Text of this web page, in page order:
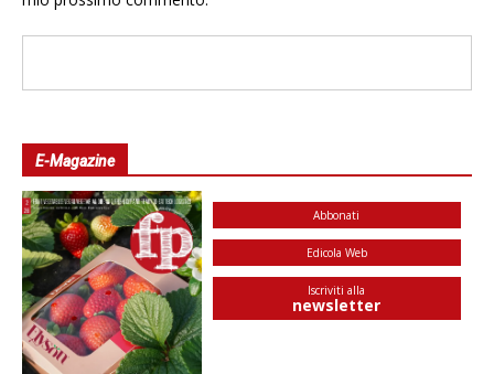
E-Magazine
Abbonati
Edicola Web
Iscriviti alla
newsletter